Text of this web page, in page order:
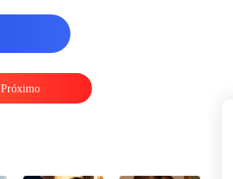
Próximo